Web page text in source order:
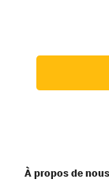
À propos de nous